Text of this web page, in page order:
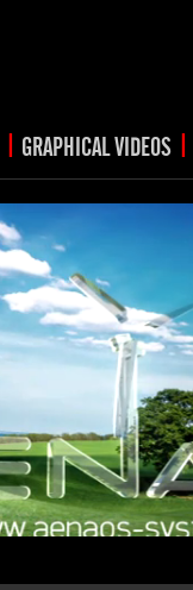
| GRAPHICAL VIDEOS |